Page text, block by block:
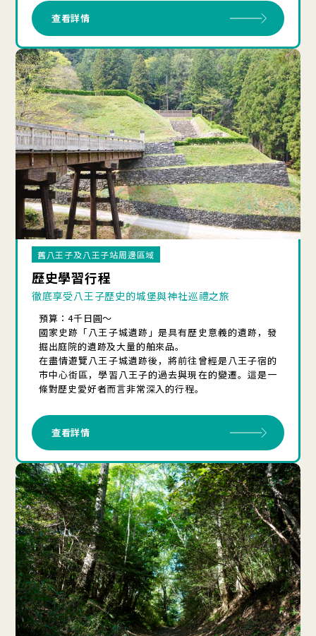
查看詳情
舊八王子及八王子站周邊區域
歷史學習行程
徹底享受八王子歷史的城堡與神社巡禮之旅
預算：4千日圓～
國家史跡「八王子城遺跡」是具有歷史意義的遺跡，發
掘出庭院的遺跡及大量的舶來品。
在盡情遊覽八王子城遺跡後，將前往曾經是八王子宿的
市中心街區，學習八王子的過去與現在的變遷。這是一
條對歷史愛好者而言非常深入的行程。
查看詳情